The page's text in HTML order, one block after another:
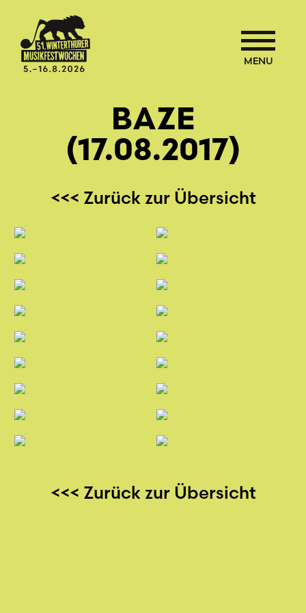
MENU
BAZE
(17.08.2017)
<<< Zurück zur Übersicht
<<< Zurück zur Übersicht